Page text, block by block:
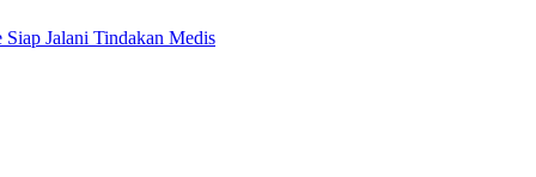
Jalani Tindakan Medis